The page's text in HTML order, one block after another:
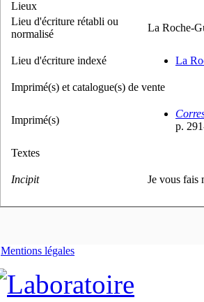
Lieux
Lieu d'écriture rétabli ou
normalisé
La Roche-
Lieu d'écriture indexé La
Imprimé(s) et catalogue(s) de vente
Imprimé(s)
p.
Textes
Incipit Je vous fais
Mentions légales